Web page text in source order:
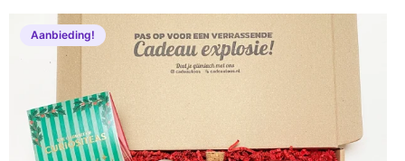
was:
€ 37,95.
€ 32,95.
Aanbieding!